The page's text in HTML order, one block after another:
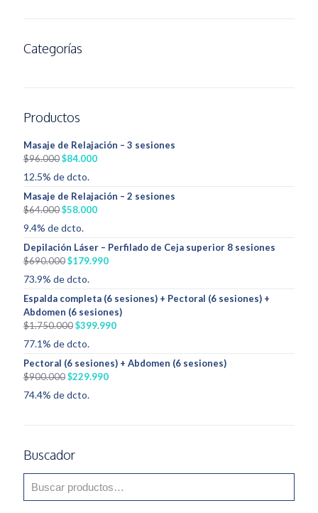
Categorías
Productos
Masaje de Relajación – 3 sesiones
$96.000El
precio
era:
$96.000.
$84.000El
es:
$84.000.
12.5% de dcto.
Masaje de Relajación – 2 sesiones
$64.000El
precio
era:
$64.000.
$58.000El
es:
$58.000.
9.4% de dcto.
Depilación Láser – Perfilado de Ceja superior 8 sesiones
$690.000El
precio
era:
$690.000.
$179.990El
es:
$179.990.
73.9% de dcto.
Espalda completa (6 sesiones) + Pectoral (6 sesiones) +
Abdomen (6 sesiones)
$1.750.000El
era:
$1.750.000.
$399.990El
es:
77.1% de dcto.
Pectoral (6 sesiones) + Abdomen (6 sesiones)
$900.000El
precio
$229.990El
74.4% de dcto.
Buscador